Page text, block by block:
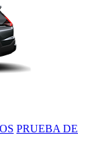
PRUEBA DE